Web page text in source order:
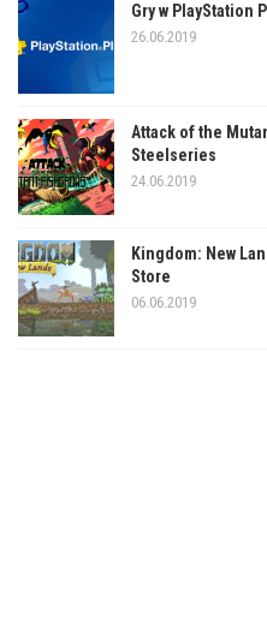
Gry w PlayStation
26.06.2019
Attack of the
Steelseries
24.06.2019
Kingdom: New
Store
06.06.2019